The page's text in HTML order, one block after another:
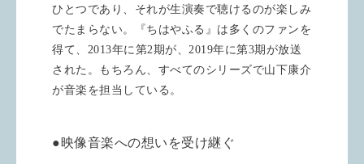
ひとつであり、それが生演奏で聴けるのが楽しみ
でたまらない。『ちはやふる』は多くのファンを
得て、 2013年に第2期が、 2019年に第3期が放送
された。もちろん、すべてのシリーズで山下康介
が音楽を担当している。
●映像音楽への想いを受け継ぐ